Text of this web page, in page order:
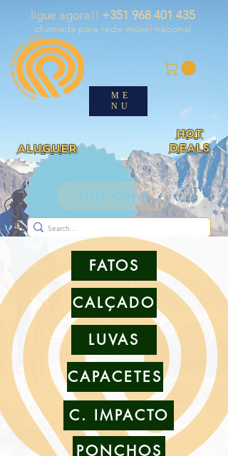
ligue agora!! +351 968 401 435
chamada para rede móvel nacional
ME
NU
ALUGUER
HOT
DEALS
Gift Card
FATOS
CALÇADO
LUVAS
CAPACETES
C. IMPACTO
PONCHOS